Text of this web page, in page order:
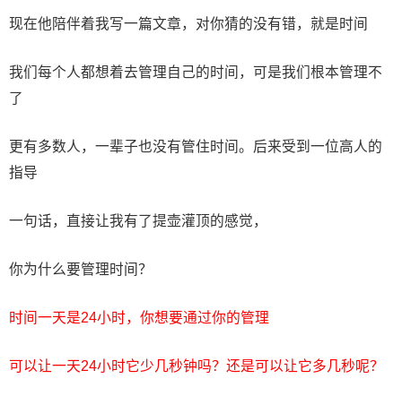
现在他陪伴着我写一篇文章，对你猜的没有错，就是时间
我们每个人都想着去管理自己的时间，可是我们根本管理不
了
更有多数人，一辈子也没有管住时间。后来受到一位高人的
指导
一句话，直接让我有了提壶灌顶的感觉，
你为什么要管理时间？
时间一天是24小时，你想要通过你的管理
可以让一天24小时它少几秒钟吗？还是可以让它多几秒呢​？